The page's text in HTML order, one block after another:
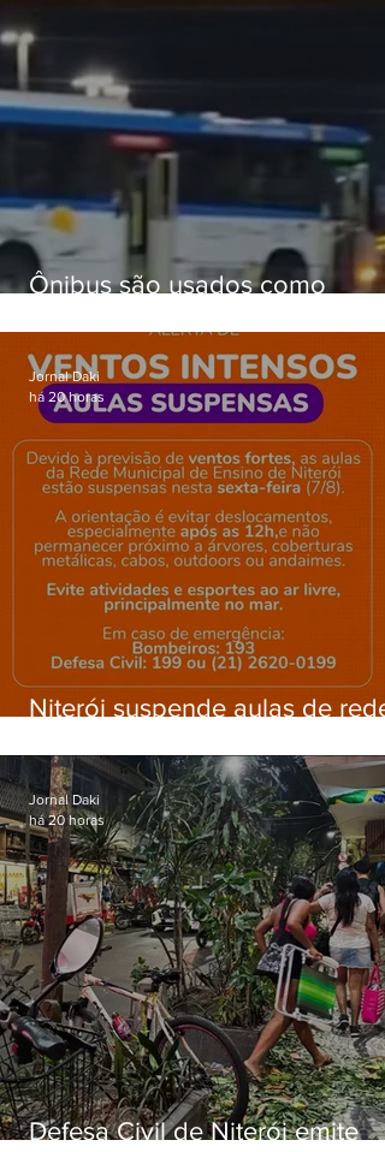
Ônibus são usados como
Gardênia Azul
Niterói suspende aulas de rede
ventos fortes nesta sexta (7)
Jornal Daki
há 20 horas
Defesa Civil de Niterói emite
Jornal Daki
há 20 horas